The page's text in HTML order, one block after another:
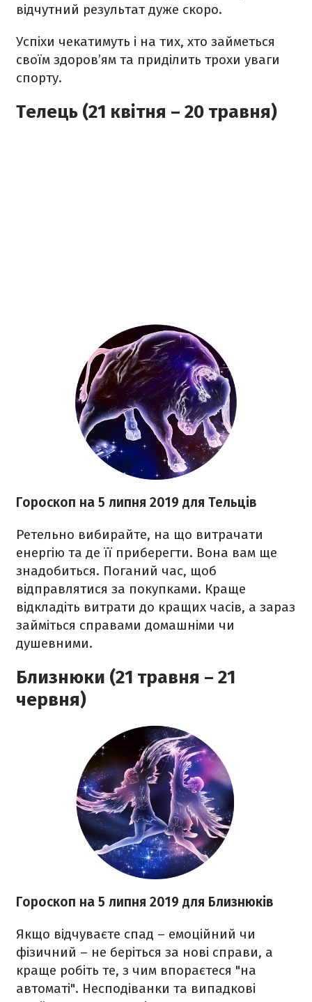
відчутний результат дуже скоро.
Успіхи чекатимуть і на тих, хто займеться
своїм здоров’ям та приділить трохи уваги
спорту.
Телець (21 квітня – 20 травня)
Гороскоп на 5 липня 2019 для Тельців
Ретельно вибирайте, на що витрачати
енергію та де її приберегти. Вона вам ще
знадобиться. Поганий час, щоб
відправлятися за покупками. Краще
відкладіть витрати до кращих часів, а зараз
займіться справами домашніми чи
душевними.
Близнюки (21 травня – 21
червня)
Гороскоп на 5 липня 2019 для Близнюків
Якщо відчуваєте спад – емоційний чи
фізичний – не беріться за нові справи, а
краще робіть те, з чим впораєтеся "на
автоматі". Несподіванки та випадкові